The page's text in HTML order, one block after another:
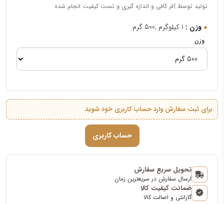
تولید توسط آفر کافی و اندازه گیری و تست کیفیت انجام شده
وزن : 1 کیلوگرم ,500 گرم
وزن
برای ثبت سفارش وارد حساب کاربری خود شوید
حساب کاربری
تحویل سریع سفارش
ارسال سفارش در سریعترین زمان
ضمانت کیفیت کالا
گارانتی و اصالت کالا